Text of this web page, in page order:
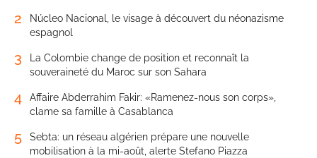
2
Núcleo Nacional, le visage à découvert du néonazisme
espagnol
3
La Colombie change de position et reconnaît la
souveraineté du Maroc sur son Sahara
4
Affaire Abderrahim Fakir: «Ramenez-nous son corps»,
clame sa famille à Casablanca
5
Sebta: un réseau algérien prépare une nouvelle
mobilisation à la mi-août, alerte Stefano Piazza